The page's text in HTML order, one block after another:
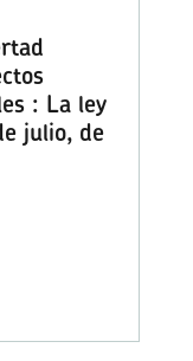
: La ley
julio, de